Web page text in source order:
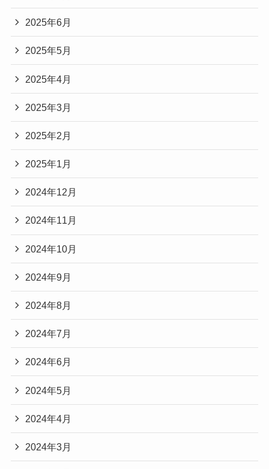
2025年6月
2025年5月
2025年4月
2025年3月
2025年2月
2025年1月
2024年12月
2024年11月
2024年10月
2024年9月
2024年8月
2024年7月
2024年6月
2024年5月
2024年4月
2024年3月